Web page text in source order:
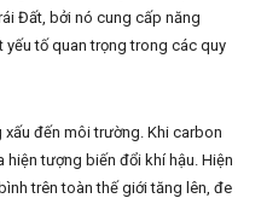
Đất, bởi nó cung cấp năng
tố quan trọng trong các quy
đến môi trường. Khi carbon
tượng biến đổi khí hậu. Hiện
trên toàn thế giới tăng lên, đe